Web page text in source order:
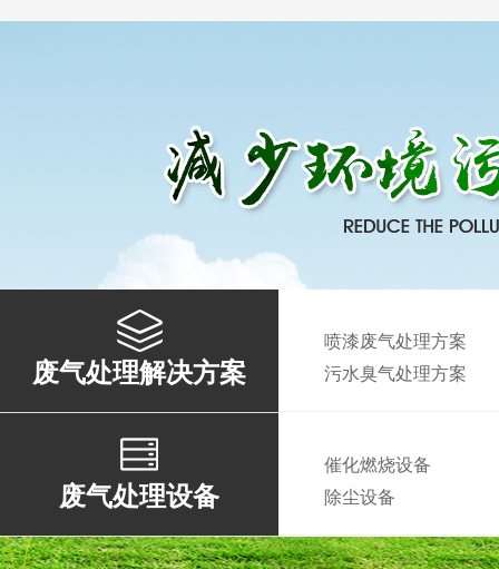
废气处理解决方案
喷漆废气处理方案
污水臭气处理方案
废气处理设备
催化燃烧设备
除尘设备